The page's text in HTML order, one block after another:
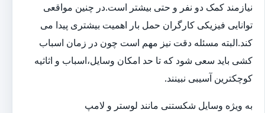
نیازمند کمک دو نفر و حتی بیشتر است.در چنین مواقعی
توانایی فیزیکی کارگران حمل بار اهمیت بیشتری پیدا می
کند.البته مسئله دقت نیز مهم است چون در زمان اسباب
کشی باید سعی شود که تا حد امکان وسایل،اسباب و اثاثیه
کوچکترین آسیبی نبینند.
به ویژه وسایل شکستنی مانند لوستر و لامپ